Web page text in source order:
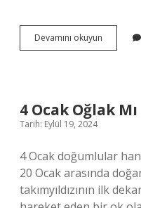
Devamını okuyun
De
4 Ocak Oğlak Mı
Tarih: Eylül 19, 2024
4 Ocak doğumlular
20 Ocak arasında
takımyıldızının ilk